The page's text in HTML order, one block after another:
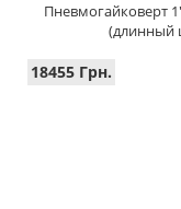
Пневмогайковерт
(длинный
18455 Грн.